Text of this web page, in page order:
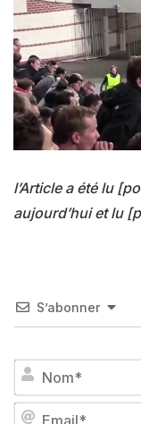
l’Article a été lu
aujourd’hui et lu
S’abonner